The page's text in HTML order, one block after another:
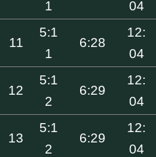
1
04
11
5:1
1
6:28
12:
04
12
5:1
2
6:29
12:
04
13
5:1
2
6:29
12:
04